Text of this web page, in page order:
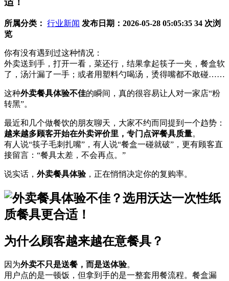
所属分类： 行业新闻 发布日期：2026-05-28 05:05:35 34 次浏
览
你有没有遇到过这种情况：
外卖送到手，打开一看，菜还行，结果拿起筷子一夹，餐盒软
了，汤汁漏了一手；或者用塑料勺喝汤，烫得嘴都不敢碰……
这种外卖餐具体验不佳的瞬间，真的很容易让人对一家店“粉
转黑”。
最近和几个做餐饮的朋友聊天，大家不约而同提到一个趋势：
越来越多顾客开始在外卖评价里，专门点评餐具质量。
有人说“筷子毛刺扎嘴”，有人说“餐盒一碰就破”，更有顾客直
接留言：“餐具太差，不会再点。”
说实话， 外卖餐具体验，正在悄悄决定你的复购率。
为什么顾客越来越在意餐具？
因为外卖不只是送餐，而是送体验。
用户点的是一顿饭，但拿到手的是一整套用餐流程。餐盒漏